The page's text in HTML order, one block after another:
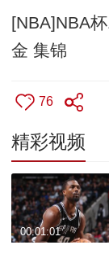
[NBA]NBA
金 集锦
76
精彩视频
00:01:01